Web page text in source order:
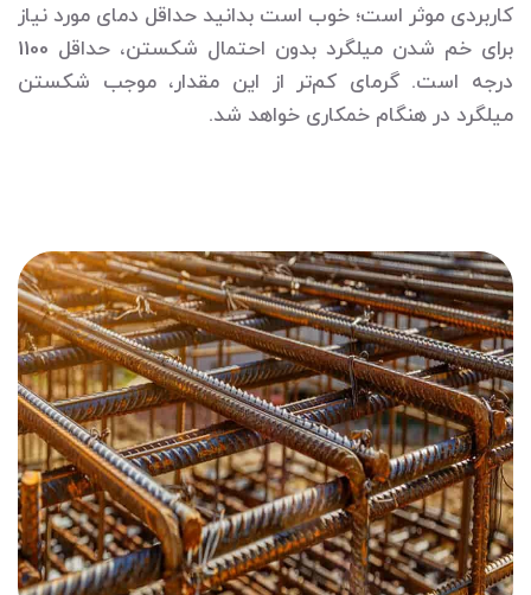
کاربردی موثر است؛ خوب است بدانید حداقل دمای مورد نیاز
برای خم شدن میلگرد بدون احتمال شکستن، حداقل 1100
درجه است. گرمای کم‌تر از این مقدار، موجب شکستن
میلگرد در هنگام خمکاری خواهد شد.